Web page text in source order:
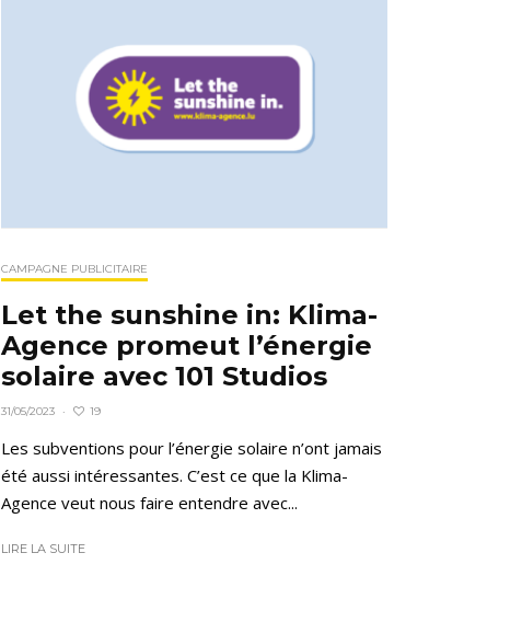
CAMPAGNE PUBLICITAIRE
Let the sunshine in: Klima-
Agence promeut l’énergie
solaire avec 101 Studios
31/05/2023 · 19
Les subventions pour l’énergie solaire n’ont jamais
été aussi intéressantes. C’est ce que la Klima-
Agence veut nous faire entendre avec...
LIRE LA SUITE